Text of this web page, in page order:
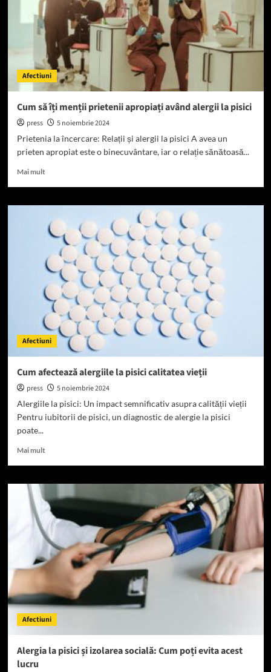
Afectiuni
Cum să îți menții prietenii apropiați având alergii la pisici
press
5 noiembrie 2024
Prietenia la încercare: Relații și alergii la pisici A avea un
prieten apropiat este o binecuvântare, iar o relație sănătoasă...
Mai multRead
Cum
îți
menții
prietenii
apropiați
având
alergii
la
pisici
Afectiuni
Cum afectează alergiile la pisici calitatea vieții
press
5 noiembrie 2024
Alergiile la pisici: Un impact semnificativ asupra calității vieții
Pentru iubitorii de pisici, un diagnostic de alergie la pisici
poate...
Mai multRead
Cum
afectează
alergiile
pisici
calitatea
vieții
Afectiuni
Alergia la pisici și izolarea socială: Cum poți evita acest
lucru